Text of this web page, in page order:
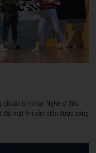
chuẩn bị trở lại. Nghệ sĩ đều
đối mặt khi sàn diễn được sáng